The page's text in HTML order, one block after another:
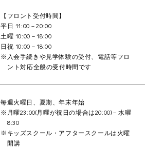
【フロント受付時間】
平日 11:00－20:00
土曜 10:00－18:00
日祝 10:00－18:00
※入会手続きや見学体験の受付、電話等フロ
ント対応全般の受付時間です
毎週火曜日、夏期、年末年始
※月曜23:00(月曜が祝日の場合は20:00)－水曜
8:30
※キッズスクール・アフタースクールは火曜
開講